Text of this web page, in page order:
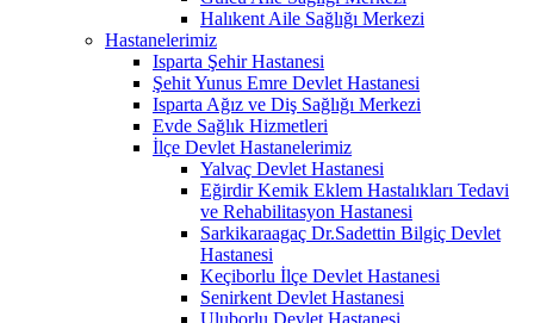
Halıkent Aile Sağlığı Merkezi
Hastanelerimiz
Isparta Şehir Hastanesi
Şehit Yunus Emre Devlet Hastanesi
Isparta Ağız ve Diş Sağlığı Merkezi
Evde Sağlık Hizmetleri
İlçe Devlet Hastanelerimiz
Yalvaç Devlet Hastanesi
Eğirdir Kemik Eklem Hastalıkları Tedavi
ve Rehabilitasyon Hastanesi
Sarkikaraagaç Dr.Sadettin Bilgiç Devlet
Hastanesi
Keçiborlu İlçe Devlet Hastanesi
Senirkent Devlet Hastanesi
Uluborlu Devlet Hastanesi